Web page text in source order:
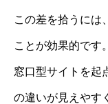
この差を拾うには
ことが効果的です。
窓口型サイトを起
の違いが見えやす